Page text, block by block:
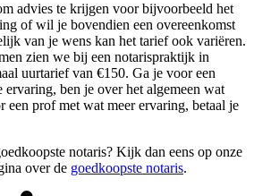
advies te krijgen voor bijvoorbeeld het
of wil je bovendien een overeenkomst
van je wens kan het tarief ook variëren.
zien we bij een notarispraktijk in
uurtarief van €150. Ga je voor een
ervaring, ben je over het algemeen wat
een prof met wat meer ervaring, betaal je
notaris? Kijk dan eens op onze
over de goedkoopste notaris.